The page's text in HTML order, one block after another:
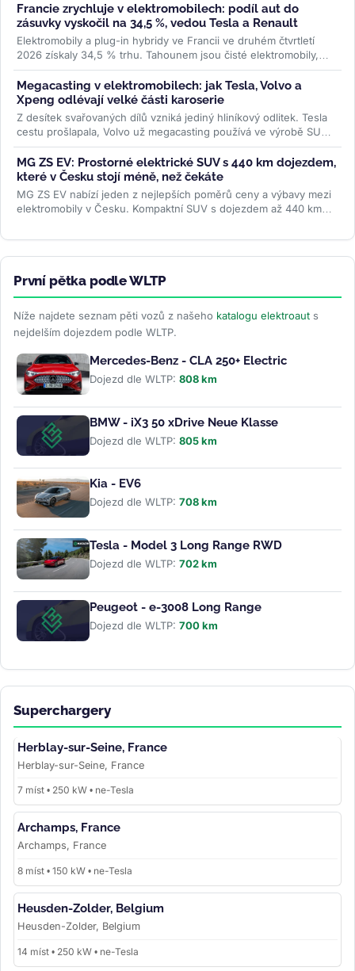
Francie zrychluje v elektromobilech: podíl aut do
zásuvky vyskočil na 34,5 %, vedou Tesla a Renault
Elektromobily a plug-in hybridy ve Francii ve druhém čtvrtletí
2026 získaly 34,5 % trhu. Tahounem jsou čisté elektromobily,
jejichž registrace...>>
Megacasting v elektromobilech: jak Tesla, Volvo a
Xpeng odlévají velké části karoserie
Z desítek svařovaných dílů vzniká jediný hliníkový odlitek. Tesla
cestu prošlapala, Volvo už megacasting používá ve výrobě SUV
EX60 a...>>
MG ZS EV: Prostorné elektrické SUV s 440 km dojezdem,
které v Česku stojí méně, než čekáte
MG ZS EV nabízí jeden z nejlepších poměrů ceny a výbavy mezi
elektromobily v Česku. Kompaktní SUV s dojezdem až 440 km
První pětka podle WLTP
Níže najdete seznam pěti vozů z našeho katalogu elektroaut s
nejdelším dojezdem podle WLTP.
Mercedes-Benz - CLA 250+ Electric
Dojezd dle WLTP: 808 km
BMW - iX3 50 xDrive Neue Klasse
Dojezd dle WLTP: 805 km
Kia - EV6
Dojezd dle WLTP: 708 km
Tesla - Model 3 Long Range RWD
Dojezd dle WLTP: 702 km
Peugeot - e-3008 Long Range
Dojezd dle WLTP: 700 km
Superchargery
Herblay-sur-Seine, France
Herblay-sur-Seine, France
7 míst • 250 kW • ne-Tesla
Archamps, France
Archamps, France
8 míst • 150 kW • ne-Tesla
Heusden-Zolder, Belgium
Heusden-Zolder, Belgium
14 míst • 250 kW • ne-Tesla